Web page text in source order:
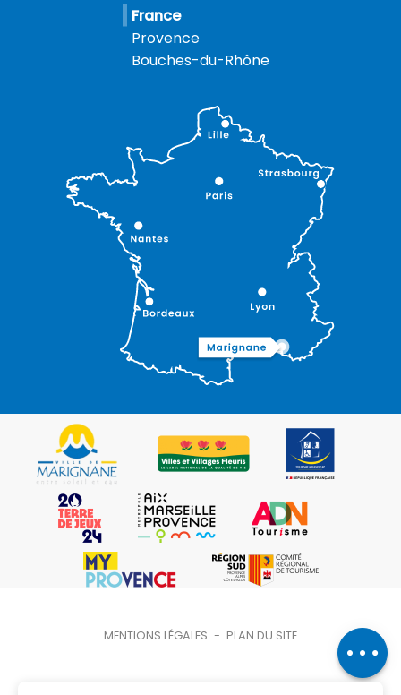
Ouvertures
France
Provence
Bouches-du-Rhône
MENTIONS LÉGALES - PLAN DU SITE